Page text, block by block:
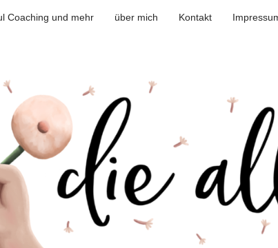
Coaching und mehr über mich Kontakt